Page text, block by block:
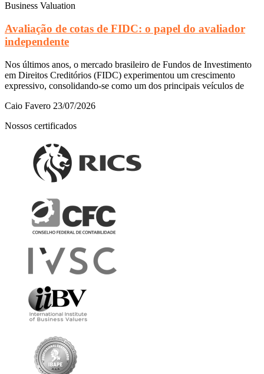
Business Valuation
Avaliação de cotas de FIDC: o papel do avaliador
independente
Nos últimos anos, o mercado brasileiro de Fundos de Investimento
em Direitos Creditórios (FIDC) experimentou um crescimento
expressivo, consolidando-se como um dos principais veículos de
Caio Favero 23/07/2026
Nossos certificados